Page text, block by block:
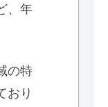
、年
の特
おり